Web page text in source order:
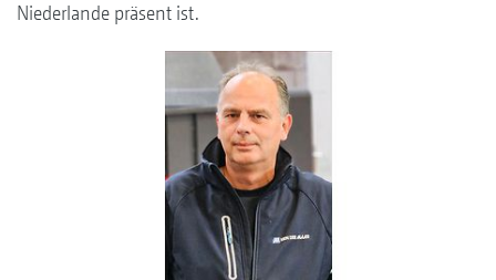
Niederlande präsent ist.